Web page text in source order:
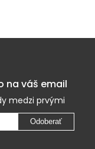
na váš email
medzi prvými
Odoberať